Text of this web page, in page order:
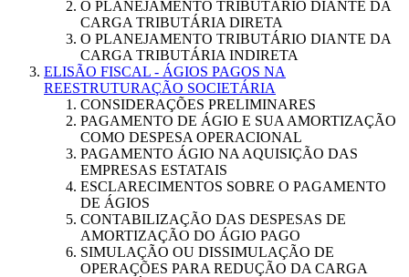
O PLANEJAMENTO TRIBUTÁRIO DIANTE DA
CARGA TRIBUTÁRIA DIRETA
O PLANEJAMENTO TRIBUTÁRIO DIANTE DA
CARGA TRIBUTÁRIA INDIRETA
ELISÃO FISCAL - ÁGIOS PAGOS NA
REESTRUTURAÇÃO SOCIETÁRIA
CONSIDERAÇÕES PRELIMINARES
PAGAMENTO DE ÁGIO E SUA AMORTIZAÇÃO
COMO DESPESA OPERACIONAL
PAGAMENTO ÁGIO NA AQUISIÇÃO DAS
EMPRESAS ESTATAIS
ESCLARECIMENTOS SOBRE O PAGAMENTO
DE ÁGIOS
CONTABILIZAÇÃO DAS DESPESAS DE
AMORTIZAÇÃO DO ÁGIO PAGO
SIMULAÇÃO OU DISSIMULAÇÃO DE
OPERAÇÕES PARA REDUÇÃO DA CARGA